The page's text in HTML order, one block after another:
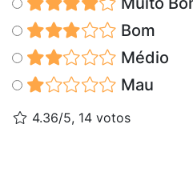
Bom
Médio
Mau
4.36/5, 14 votos